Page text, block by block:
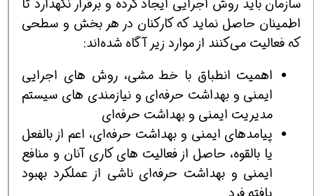
سازمان باید روش اجرایی ایجاد کرده و برقرار نگهدارد تا
اطمینان حاصل نماید که کارکنان در هر بخش و سطحی
که فعالیت می‌کنند از موارد زیر آگاه شده‌اند:
اهمیت انطباق با خط مشی، روش های اجرایی
ایمنی و بهداشت حرفه‌ای و نیازمندی های سیستم
مدیریت ایمنی و بهداشت حرفه‌ای
پیامدهای ایمنی و بهداشت حرفه‌ای، اعم از بالفعل
یا بالقوه، حاصل از فعالیت های کاری آنان و منافع
ایمنی و بهداشت حرفه‌ای ناشی از عملکرد بهبود